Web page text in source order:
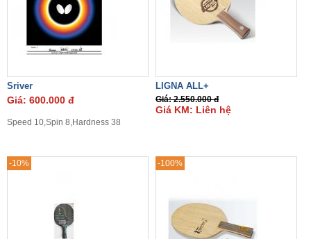
Sriver
Giá: 600.000 đ
Speed 10,Spin 8,Hardness 38
LIGNA ALL+
Giá: 2.550.000 đ
Giá KM: Liên hệ
-10% -100%